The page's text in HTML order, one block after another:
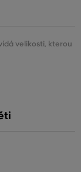
velikosti, kterou